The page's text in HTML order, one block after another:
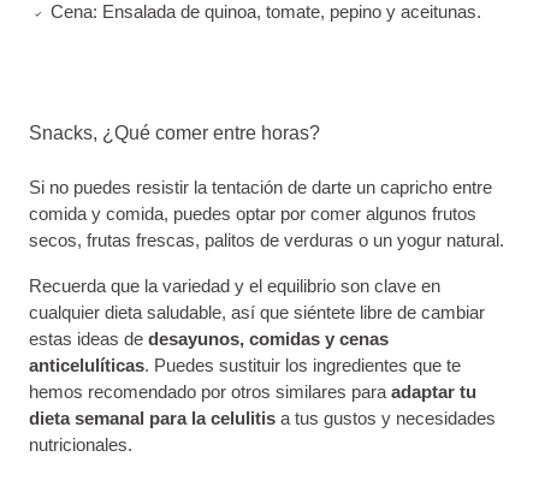
Cena: Ensalada de quinoa, tomate, pepino y aceitunas.
Snacks, ¿Qué comer entre horas?
Si no puedes resistir la tentación de darte un capricho entre
comida y comida, puedes optar por comer algunos frutos
secos, frutas frescas, palitos de verduras o un yogur natural.
Recuerda que la variedad y el equilibrio son clave en
cualquier dieta saludable, así que siéntete libre de cambiar
estas ideas de desayunos, comidas y cenas
anticelulíticas. Puedes sustituir los ingredientes que te
hemos recomendado por otros similares para adaptar tu
dieta semanal para la celulitis a tus gustos y necesidades
nutricionales.